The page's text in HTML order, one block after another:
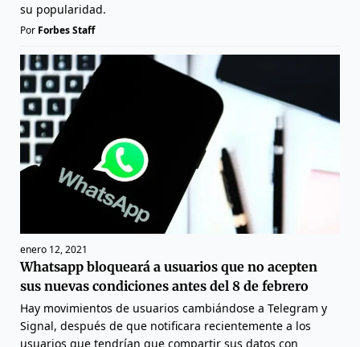
su popularidad.
Por Forbes Staff
enero 12, 2021
Whatsapp bloqueará a usuarios que no acepten
sus nuevas condiciones antes del 8 de febrero
Hay movimientos de usuarios cambiándose a Telegram y
Signal, después de que notificara recientemente a los
usuarios que tendrían que compartir sus datos con